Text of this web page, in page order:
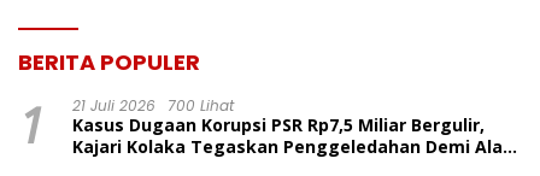
BERITA POPULER
1 21 Juli 2026 700 Lihat
Kasus Dugaan Korupsi PSR Rp7,5 Miliar Bergulir,
Kajari Kolaka Tegaskan Penggeledahan Demi Alat